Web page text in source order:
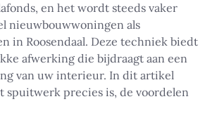
en het wordt steeds vaker
nieuwbouwwoningen als
in Roosendaal. Deze techniek biedt
afwerking die bijdraagt aan een
van uw interieur. In dit artikel
spuitwerk precies is, de voordelen